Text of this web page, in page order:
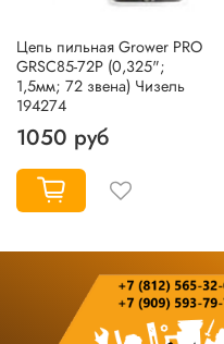
Цепь пильная Grower PRO
GRSC85-72P (0,325";
1,5мм; 72 звена) Чизель
194274
1050 руб